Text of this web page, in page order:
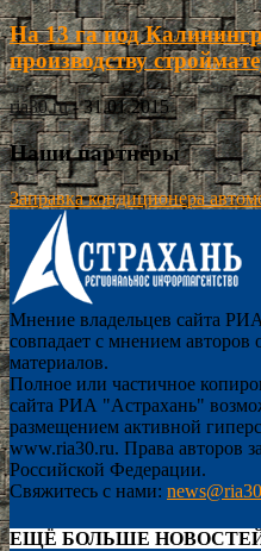
На 13 га под
производству
ria30.ru - 31.01.2015
Наши партнёры
Заправка кондиционера
Мнение владельцев сайта
совпадает с мнением авторов
материалов.
Полное или частичное
сайта РИА "Астрахань"
размещением активной
www.ria30.ru. Права авторов
Российской Федерации.
Свяжитесь с нами:
ЕЩЁ БОЛЬШЕ